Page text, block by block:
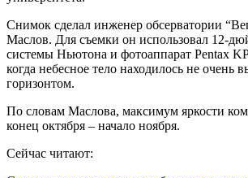
Снимок сделал инженер обсерватории
Маслов. Для съемки он использовал 12-
системы Ньютона и фотоаппарат Pentax
когда небесное тело находилось не очень
горизонтом.
По словам Маслова, максимум яркости
конец октября – начало ноября.
Сейчас читают: